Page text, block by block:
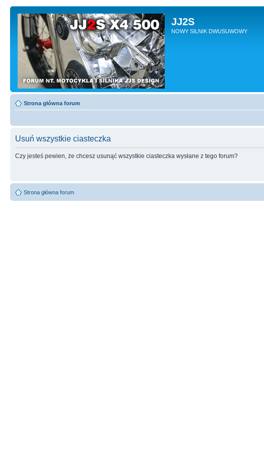
JJ2S
NOWY SILNIK DWUSUWOWY
Strona główna forum
Usuń wszystkie ciasteczka
Czy jesteś pewien, że chcesz usunąć wszystkie ciasteczka wysłane z tego forum?
Strona główna forum